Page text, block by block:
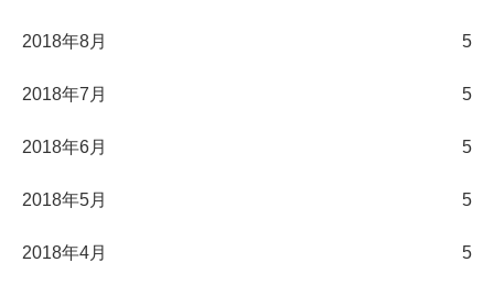
2018年8月 5
2018年7月 5
2018年6月 5
2018年5月 5
2018年4月 5